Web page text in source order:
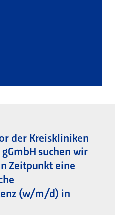
der Kreiskliniken
suchen wir
Zeitpunkt eine
(w/m/d) in